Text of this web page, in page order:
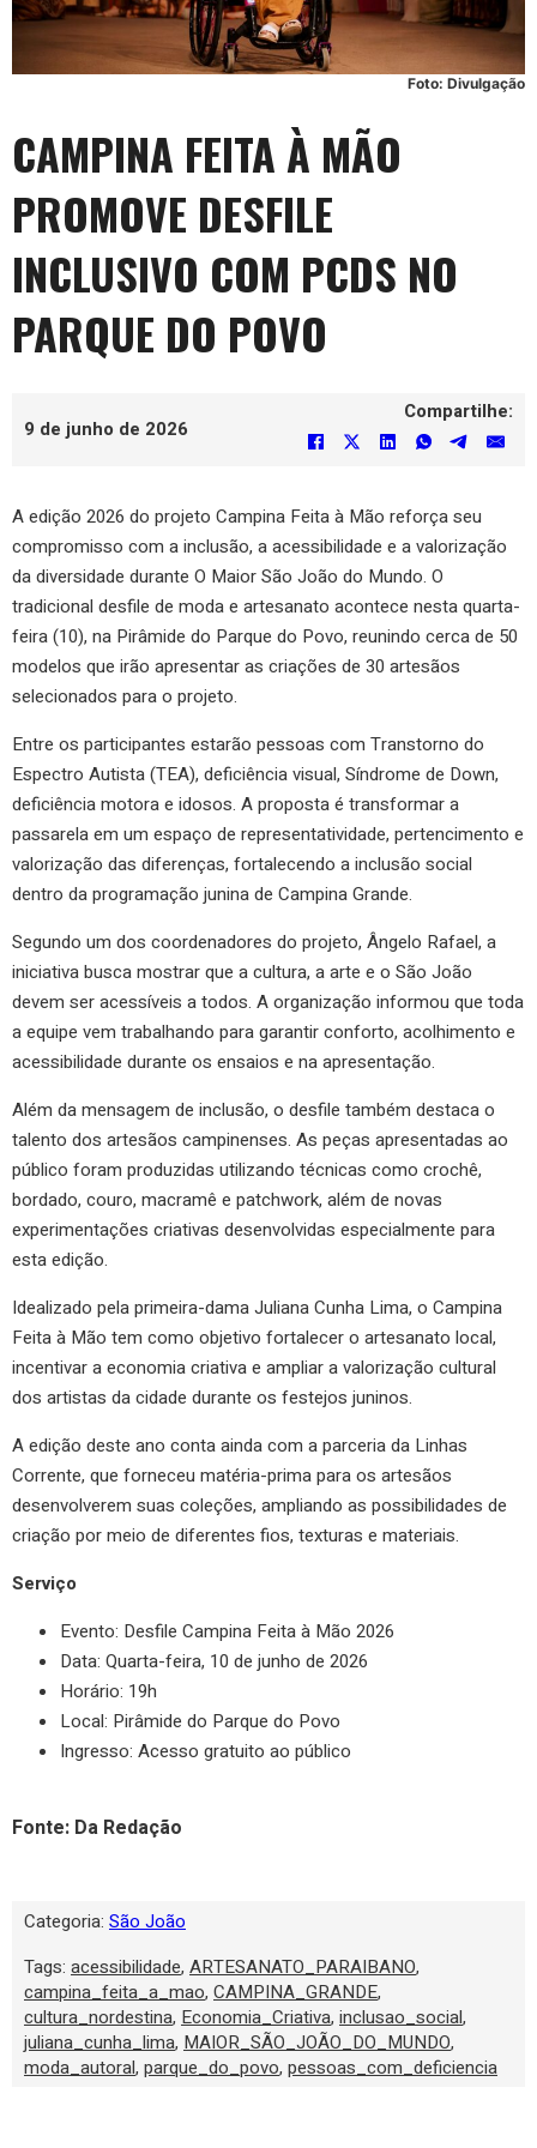
Foto: Divulgação
CAMPINA FEITA À MÃO
PROMOVE DESFILE
INCLUSIVO COM PCDS NO
PARQUE DO POVO
9 de junho de 2026
Compartilhe:
A edição 2026 do projeto Campina Feita à Mão reforça seu
compromisso com a inclusão, a acessibilidade e a valorização
da diversidade durante O Maior São João do Mundo. O
tradicional desfile de moda e artesanato acontece nesta quarta-
feira (10), na Pirâmide do Parque do Povo, reunindo cerca de 50
modelos que irão apresentar as criações de 30 artesãos
selecionados para o projeto.
Entre os participantes estarão pessoas com Transtorno do
Espectro Autista (TEA), deficiência visual, Síndrome de Down,
deficiência motora e idosos. A proposta é transformar a
passarela em um espaço de representatividade, pertencimento e
valorização das diferenças, fortalecendo a inclusão social
dentro da programação junina de Campina Grande.
Segundo um dos coordenadores do projeto, Ângelo Rafael, a
iniciativa busca mostrar que a cultura, a arte e o São João
devem ser acessíveis a todos. A organização informou que toda
a equipe vem trabalhando para garantir conforto, acolhimento e
acessibilidade durante os ensaios e na apresentação.
Além da mensagem de inclusão, o desfile também destaca o
talento dos artesãos campinenses. As peças apresentadas ao
público foram produzidas utilizando técnicas como crochê,
bordado, couro, macramê e patchwork, além de novas
experimentações criativas desenvolvidas especialmente para
esta edição.
Idealizado pela primeira-dama Juliana Cunha Lima, o Campina
Feita à Mão tem como objetivo fortalecer o artesanato local,
incentivar a economia criativa e ampliar a valorização cultural
dos artistas da cidade durante os festejos juninos.
A edição deste ano conta ainda com a parceria da Linhas
Corrente, que forneceu matéria-prima para os artesãos
desenvolverem suas coleções, ampliando as possibilidades de
criação por meio de diferentes fios, texturas e materiais.
Serviço
Evento: Desfile Campina Feita à Mão 2026
Data: Quarta-feira, 10 de junho de 2026
Horário: 19h
Local: Pirâmide do Parque do Povo
Ingresso: Acesso gratuito ao público
Fonte: Da Redação
Categoria: São João
Tags: acessibilidade, ARTESANATO_PARAIBANO,
campina_feita_a_mao, CAMPINA_GRANDE,
cultura_nordestina, Economia_Criativa, inclusao_social,
juliana_cunha_lima, MAIOR_SÃO_JOÃO_DO_MUNDO,
moda_autoral, parque_do_povo, pessoas_com_deficiencia